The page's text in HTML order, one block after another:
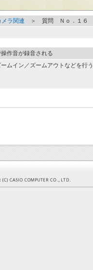
メラ関連 ＞ 質問 Ｎｏ．１６
作音が録音される
ムイン／ズームアウトなどを行